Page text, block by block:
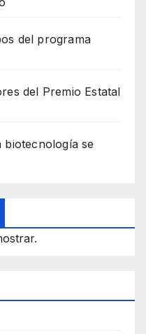
del programa
del Premio Estatal
biotecnología se